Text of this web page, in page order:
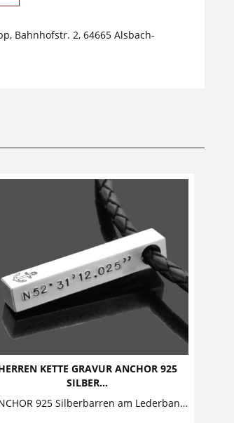
Bahnhofstr. 2, 64665 Alsbach-
KETTE GRAVUR ANCHOR 925
SILBER...
ANCHOR 925 Silberbarren am Lederband Modern, stylisch und zugleich elegant ist diese Herrenkette mit Gravur aus 925 Sterling Silber und...